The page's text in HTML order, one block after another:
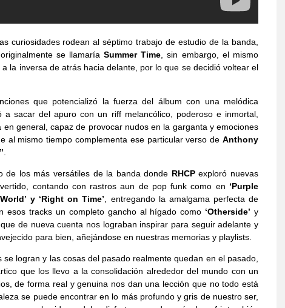
curiosidades rodean al séptimo trabajo de estudio de la banda,
se llamaría Summer Time , sin embargo, el mismo
la inversa de atrás hacia delante, por lo que se decidió voltear el
que potencializó la fuerza del álbum con una melódica
sacar del apuro con un riff melancólico, poderoso e inmortal,
general, capaz de provocar nudos en la garganta y emociones
al mismo tiempo complementa ese particular verso de Anthony
de los más versátiles de la banda donde RHCPexploró nuevas
contando con rastros aun de pop funk como en ‘Purple
y ‘Right on Time’ , entregando la amalgama perfecta de
esos tracks un completo gancho al hígado como ‘Otherside’ y
de nueva cuenta nos lograban inspirar para seguir adelante y
para bien, añejándose en nuestras memorias y playlists.
logran y las cosas del pasado realmente quedan en el pasado,
que los llevo a la consolidación alrededor del mundo con un
de forma real y genuina nos dan una lección que no todo está
se puede encontrar en lo más profundo y gris de nuestro ser,